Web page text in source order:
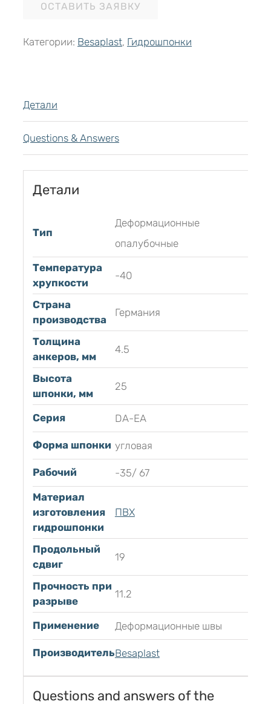
ОСТАВИТЬ ЗАЯВКУ
Категории: Besaplast, Гидрошпонки
Детали
Questions & Answers
Детали
Тип
Деформационные
опалубочные
Температура
хрупкости
-40
Страна
производства
Германия
Толщина
анкеров, мм
4.5
Высота
шпонки, мм
25
Серия DА-ЕA
Форма шпонки угловая
Рабочий
-35/ 67
Материал
изготовления
гидрошпонки
ПВХ
Продольный
сдвиг
19
Прочность при
разрыве
11.2
Применение Деформационные швы
ПроизводительBesaplast
Questions and answers of the